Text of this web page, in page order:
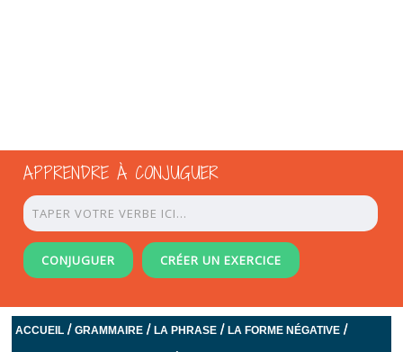
APPRENDRE À CONJUGUER
CONJUGUER CRÉER UN EXERCICE
ACCUEIL /GRAMMAIRE /LA PHRASE /LA FORME NÉGATIVE /